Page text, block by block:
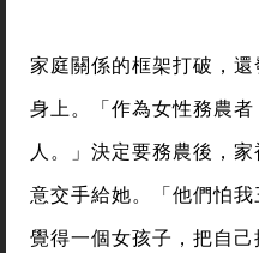
家庭關係的框架打破，
身上。「作為女性務農
人。」決定要務農後，
意交手給她。「他們怕
覺得一個女孩子，把自己